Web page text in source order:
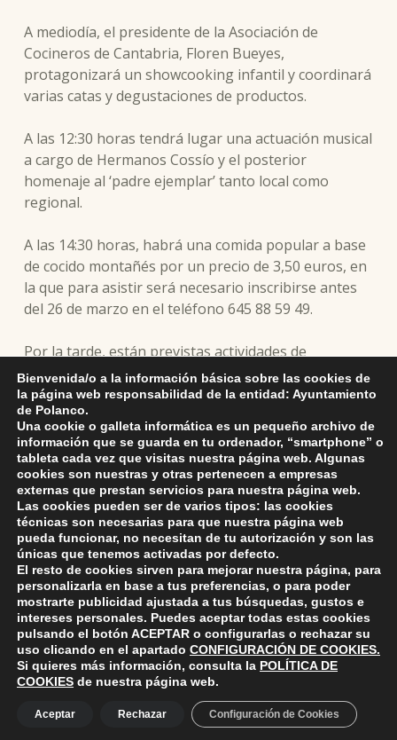
A mediodía, el presidente de la Asociación de
Cocineros de Cantabria, Floren Bueyes,
protagonizará un showcooking infantil y coordinará
varias catas y degustaciones de productos.
A las 12:30 horas tendrá lugar una actuación musical
a cargo de Hermanos Cossío y el posterior
homenaje al ‘padre ejemplar’ tanto local como
regional.
A las 14:30 horas, habrá una comida popular a base
de cocido montañés por un precio de 3,50 euros, en
la que para asistir será necesario inscribirse antes
del 26 de marzo en el teléfono 645 88 59 49.
Por la tarde, están previstas actividades de
animación como un bingo y una fiesta-baile con el
Dúo Taman, además de permanecer abierta la zona
infantil con hinchables.
Skip back to main navigation
ayuntamiento de polanco
AYUNTAMIENTO DE POLANCO
Ayuntamiento de Polanco. La iglesia R-29 39313 Polanco
+34 942 82 42 00
+34 942 82 49 75
Bienvenida/o a la información básica sobre las cookies de
la página web responsabilidad de la entidad: Ayuntamiento
de Polanco.
Una cookie o galleta informática es un pequeño archivo de
información que se guarda en tu ordenador, “smartphone” o
tableta cada vez que visitas nuestra página web. Algunas
cookies son nuestras y otras pertenecen a empresas
externas que prestan servicios para nuestra página web.
Las cookies pueden ser de varios tipos: las cookies
técnicas son necesarias para que nuestra página web
pueda funcionar, no necesitan de tu autorización y son las
únicas que tenemos activadas por defecto.
El resto de cookies sirven para mejorar nuestra página, para
personalizarla en base a tus preferencias, o para poder
mostrarte publicidad ajustada a tus búsquedas, gustos e
intereses personales. Puedes aceptar todas estas cookies
pulsando el botón ACEPTAR o configurarlas o rechazar su
uso clicando en el apartado CONFIGURACIÓN DE COOKIES.
Si quieres más información, consulta la POLÍTICA DE
COOKIES de nuestra página web.
Aceptar Rechazar Configuración de Cookies